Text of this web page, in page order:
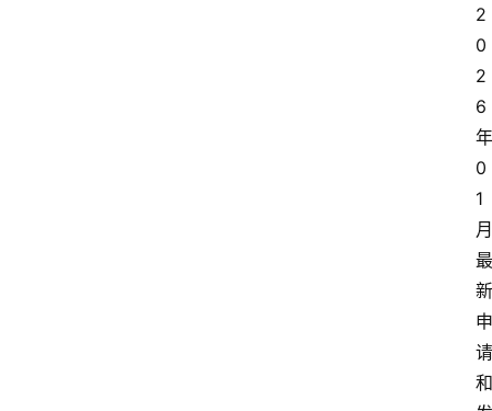
2
0
2
6
年
0
1
月
最
新
申
请
和